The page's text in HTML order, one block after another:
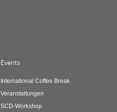
Events
International Coffee Break
Veranstaltungen
SCD-Workshop